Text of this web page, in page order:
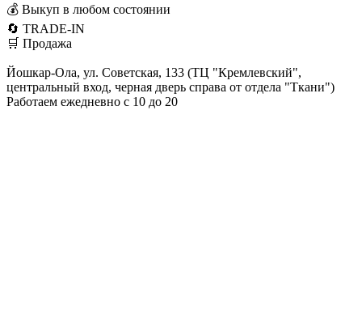
💰 Выкуп в любом состоянии
🔄 TRADE-IN
🛒 Продажа
Йошкар-Ола, ул. Советская, 133 (ТЦ "Кремлевский",
центральный вход, черная дверь справа от отдела "Ткани")
Работаем ежедневно с 10 до 20